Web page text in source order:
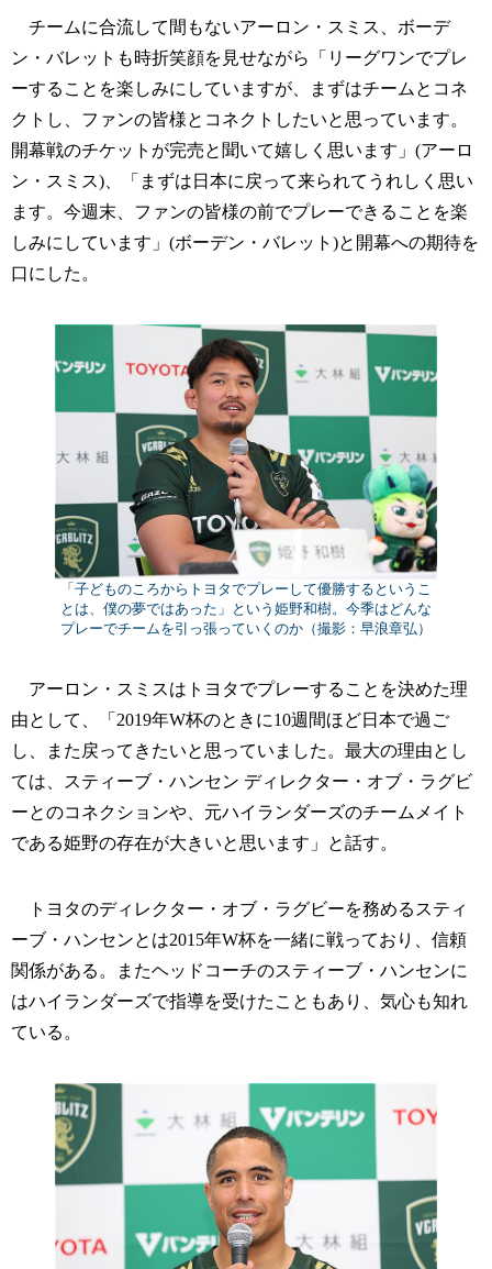
チームに合流して間もないアーロン・スミス、ボーデ
ン・バレットも時折笑顔を見せながら「リーグワンでプレ
ーすることを楽しみにしていますが、まずはチームとコネ
クトし、ファンの皆様とコネクトしたいと思っています。
開幕戦のチケットが完売と聞いて嬉しく思います」(アーロ
ン・スミス)、「まずは日本に戻って来られてうれしく思い
ます。今週末、ファンの皆様の前でプレーできることを楽
しみにしています」(ボーデン・バレット)と開幕への期待を
口にした。
「子どものころからトヨタでプレーして優勝するというこ
とは、僕の夢ではあった」という姫野和樹。今季はどんな
プレーでチームを引っ張っていくのか（撮影：早浪章弘）
アーロン・スミスはトヨタでプレーすることを決めた理
由として、「2019年W杯のときに10週間ほど日本で過ご
し、また戻ってきたいと思っていました。最大の理由とし
ては、スティーブ・ハンセン ディレクター・オブ・ラグビ
ーとのコネクションや、元ハイランダーズのチームメイト
である姫野の存在が大きいと思います」と話す。
トヨタのディレクター・オブ・ラグビーを務めるスティ
ーブ・ハンセンとは2015年W杯を一緒に戦っており、信頼
関係がある。またヘッドコーチのスティーブ・ハンセンに
はハイランダーズで指導を受けたこともあり、気心も知れ
ている。